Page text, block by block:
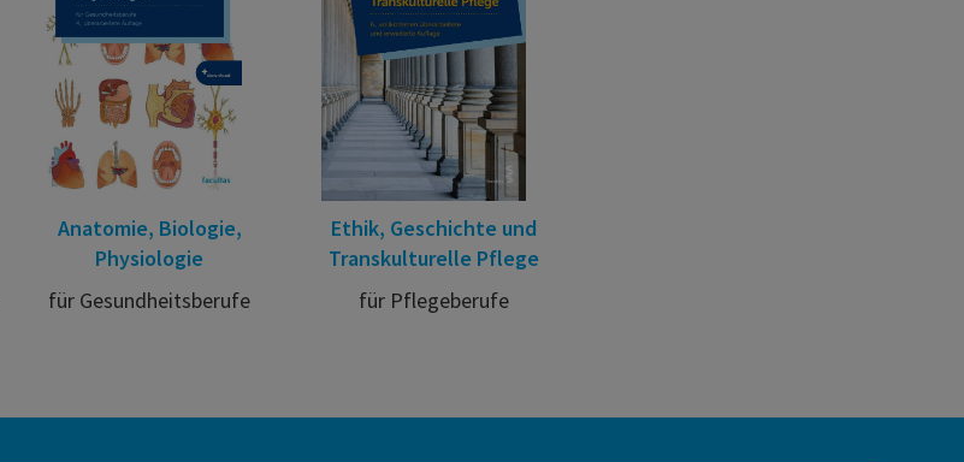
Anatomie, Biologie,
Physiologie
für Gesundheitsberufe
Ethik, Geschichte und
Transkulturelle Pflege
für Pflegeberufe